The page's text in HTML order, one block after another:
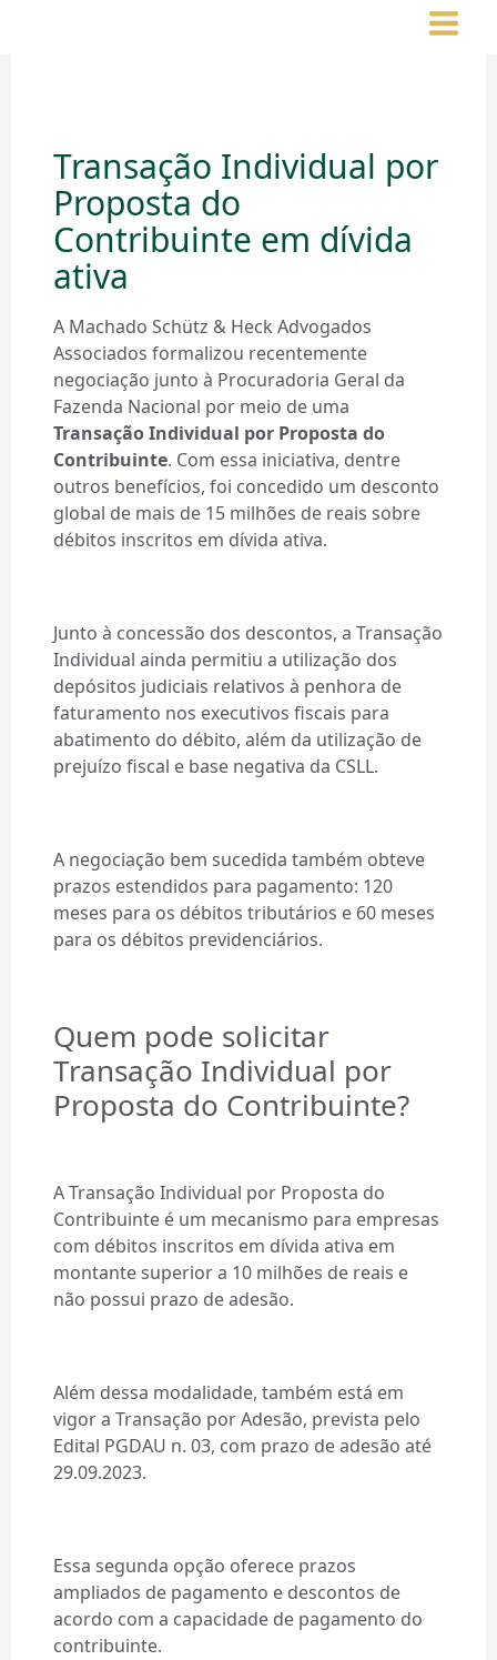
Transação Individual por
Proposta do
Contribuinte em dívida
ativa
A Machado Schütz & Heck Advogados
Associados formalizou recentemente
negociação junto à Procuradoria Geral da
Fazenda Nacional por meio de uma
Transação Individual por Proposta do
Contribuinte. Com essa iniciativa, dentre
outros benefícios, foi concedido um desconto
global de mais de 15 milhões de reais sobre
débitos inscritos em dívida ativa.
Junto à concessão dos descontos, a Transação
Individual ainda permitiu a utilização dos
depósitos judiciais relativos à penhora de
faturamento nos executivos fiscais para
abatimento do débito, além da utilização de
prejuízo fiscal e base negativa da CSLL.
A negociação bem sucedida também obteve
prazos estendidos para pagamento: 120
meses para os débitos tributários e 60 meses
para os débitos previdenciários.
Quem pode solicitar
Transação Individual por
Proposta do Contribuinte?
A Transação Individual por Proposta do
Contribuinte é um mecanismo para empresas
com débitos inscritos em dívida ativa em
montante superior a 10 milhões de reais e
não possui prazo de adesão.
Além dessa modalidade, também está em
vigor a Transação por Adesão, prevista pelo
Edital PGDAU n. 03, com prazo de adesão até
29.09.2023.
Essa segunda opção oferece prazos
ampliados de pagamento e descontos de
acordo com a capacidade de pagamento do
contribuinte.